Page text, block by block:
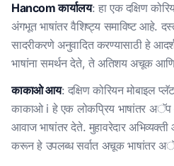
Hancom कार्यालय: हा एक दक्षिण
अंगभूत भाषांतर वैशिष्ट्य समाविष्ट आहे.
सादरीकरणे अनुवादित करण्यासाठी हे
भाषांना समर्थन देते, ते अतिशय अचूक
काकाओ आय: दक्षिण कोरियन मोबाइल
काकाओ i हे एक लोकप्रिय भाषांतर
आवाज भाषांतर देते. मुहावरेदार
करून हे उपलब्ध सर्वात अचूक भाषांतर